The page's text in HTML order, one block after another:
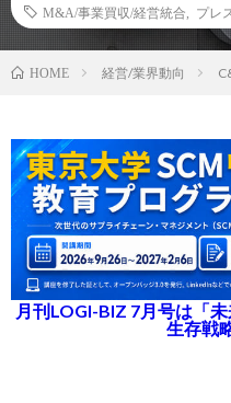
M&A/事業買収/経営統合
プレ
HOME 経営/業界動向
月刊LOGI-BIZ 7月号は「
生存戦